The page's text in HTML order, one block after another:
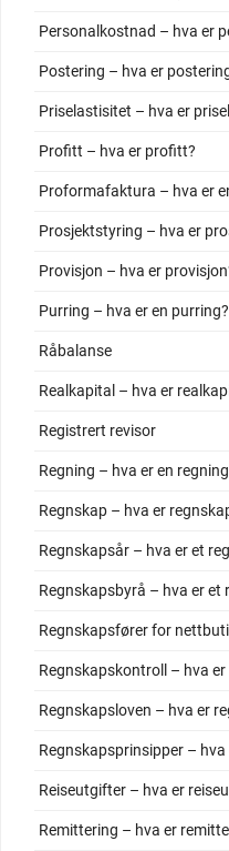
Personalkostnad – hva er
Postering – hva er
Priselastisitet – hva er
Profitt – hva er profitt?
Proformafaktura – hva er
Prosjektstyring – hva er
Provisjon – hva er
Purring – hva er en purring?
Råbalanse
Realkapital – hva er
Registrert revisor
Regning – hva er en
Regnskap – hva er
Regnskapsår – hva er et
Regnskapsbyrå – hva er et
Regnskapsfører for
Regnskapskontroll – hva
Regnskapsloven – hva er
Regnskapsprinsipper –
Reiseutgifter – hva er
Remittering – hva er